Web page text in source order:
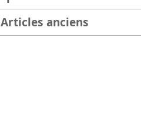
Articles anciens